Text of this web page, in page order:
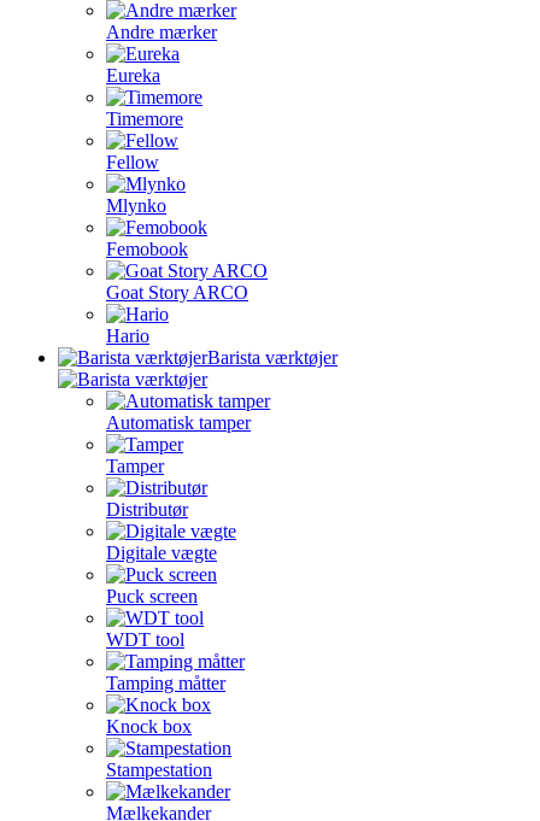
Andre mærker
Eureka
Timemore
Fellow
Mlynko
Femobook
Goat Story ARCO
Hario
Barista værktøjer
Automatisk tamper
Tamper
Distributør
Digitale vægte
Puck screen
WDT tool
Tamping måtter
Knock box
Stampestation
Mælkekander